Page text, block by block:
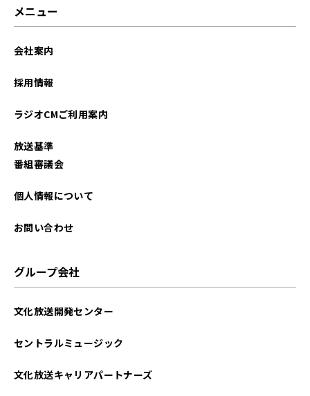
メニュー
会社案内
採用情報
ラジオCMご利用案内
放送基準
番組審議会
個人情報について
お問い合わせ
グループ会社
文化放送開発センター
セントラルミュージック
文化放送キャリアパートナーズ